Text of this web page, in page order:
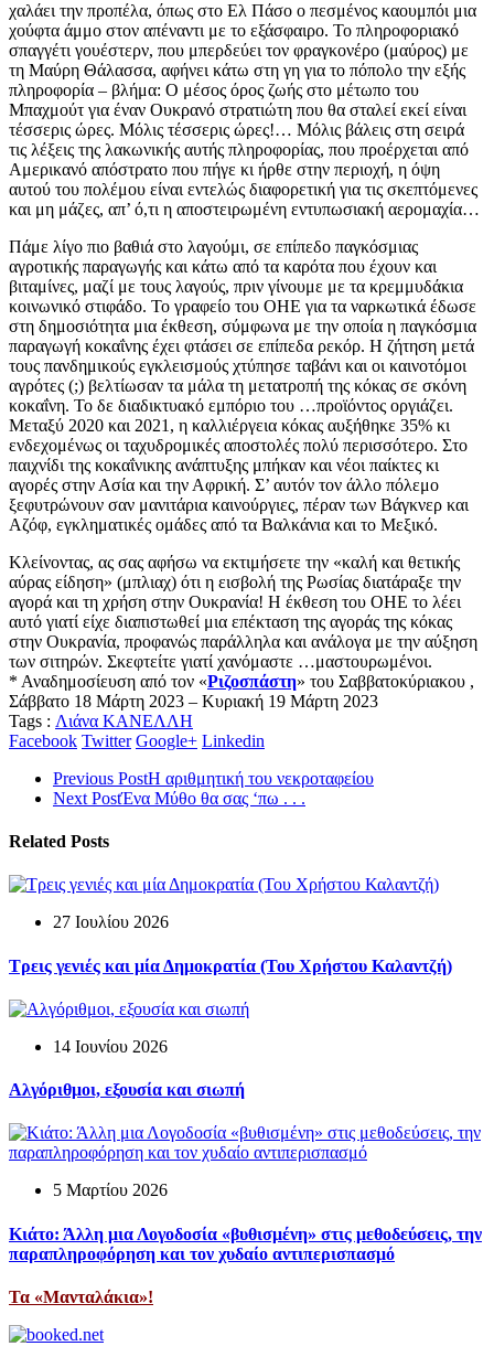
χαλάει την προπέλα, όπως στο Ελ Πάσο ο πεσμένος καουμπόι μια
χούφτα άμμο στον απέναντι με το εξάσφαιρο. Το πληροφοριακό
σπαγγέτι γουέστερν, που μπερδεύει τον φραγκονέρο (μαύρος) με
τη Μαύρη Θάλασσα, αφήνει κάτω στη γη για το πόπολο την εξής
πληροφορία – βλήμα: Ο μέσος όρος ζωής στο μέτωπο του
Μπαχμούτ για έναν Ουκρανό στρατιώτη που θα σταλεί εκεί είναι
τέσσερις ώρες. Μόλις τέσσερις ώρες!… Μόλις βάλεις στη σειρά
τις λέξεις της λακωνικής αυτής πληροφορίας, που προέρχεται από
Αμερικανό απόστρατο που πήγε κι ήρθε στην περιοχή, η όψη
αυτού του πολέμου είναι εντελώς διαφορετική για τις σκεπτόμενες
και μη μάζες, απ’ ό,τι η αποστειρωμένη εντυπωσιακή αερομαχία…
Πάμε λίγο πιο βαθιά στο λαγούμι, σε επίπεδο παγκόσμιας
αγροτικής παραγωγής και κάτω από τα καρότα που έχουν και
βιταμίνες, μαζί με τους λαγούς, πριν γίνουμε με τα κρεμμυδάκια
κοινωνικό στιφάδο. Το γραφείο του ΟΗΕ για τα ναρκωτικά έδωσε
στη δημοσιότητα μια έκθεση, σύμφωνα με την οποία η παγκόσμια
παραγωγή κοκαΐνης έχει φτάσει σε επίπεδα ρεκόρ. Η ζήτηση μετά
τους πανδημικούς εγκλεισμούς χτύπησε ταβάνι και οι καινοτόμοι
αγρότες (;) βελτίωσαν τα μάλα τη μετατροπή της κόκας σε σκόνη
κοκαΐνη. Το δε διαδικτυακό εμπόριο του …προϊόντος οργιάζει.
Μεταξύ 2020 και 2021, η καλλιέργεια κόκας αυξήθηκε 35% κι
ενδεχομένως οι ταχυδρομικές αποστολές πολύ περισσότερο. Στο
παιχνίδι της κοκαΐνικης ανάπτυξης μπήκαν και νέοι παίκτες κι
αγορές στην Ασία και την Αφρική. Σ’ αυτόν τον άλλο πόλεμο
ξεφυτρώνουν σαν μανιτάρια καινούργιες, πέραν των Βάγκνερ και
Αζόφ, εγκληματικές ομάδες από τα Βαλκάνια και το Μεξικό.
Kλείνοντας, ας σας αφήσω να εκτιμήσετε την «καλή και θετικής
αύρας είδηση» (μπλιαχ) ότι η εισβολή της Ρωσίας διατάραξε την
αγορά και τη χρήση στην Ουκρανία! Η έκθεση του ΟΗΕ το λέει
αυτό γιατί είχε διαπιστωθεί μια επέκταση της αγοράς της κόκας
στην Ουκρανία, προφανώς παράλληλα και ανάλογα με την αύξηση
των σιτηρών. Σκεφτείτε γιατί χανόμαστε …μαστουρωμένοι.
* Αναδημοσίευση από τον «Ριζοσπάστη» του Σαββατοκύριακου ,
Σάββατο 18 Μάρτη 2023 – Κυριακή 19 Μάρτη 2023
Tags : Λιάνα ΚΑΝΕΛΛΗ
Facebook Twitter Google+ Linkedin
Previous PostΗ αριθμητική του νεκροταφείου
Next PostΈνα Μύθο θα σας ‘πω . . .
Related Posts
27 Ιουλίου 2026
Τρεις γενιές και μία Δημοκρατία (Του Χρήστου Καλαντζή)
14 Ιουνίου 2026
Αλγόριθμοι, εξουσία και σιωπή
5 Μαρτίου 2026
Κιάτο: Άλλη μια Λογοδοσία «βυθισμένη» στις μεθοδεύσεις, την
παραπληροφόρηση και τον χυδαίο αντιπερισπασμό
Τα «Μανταλάκια»!